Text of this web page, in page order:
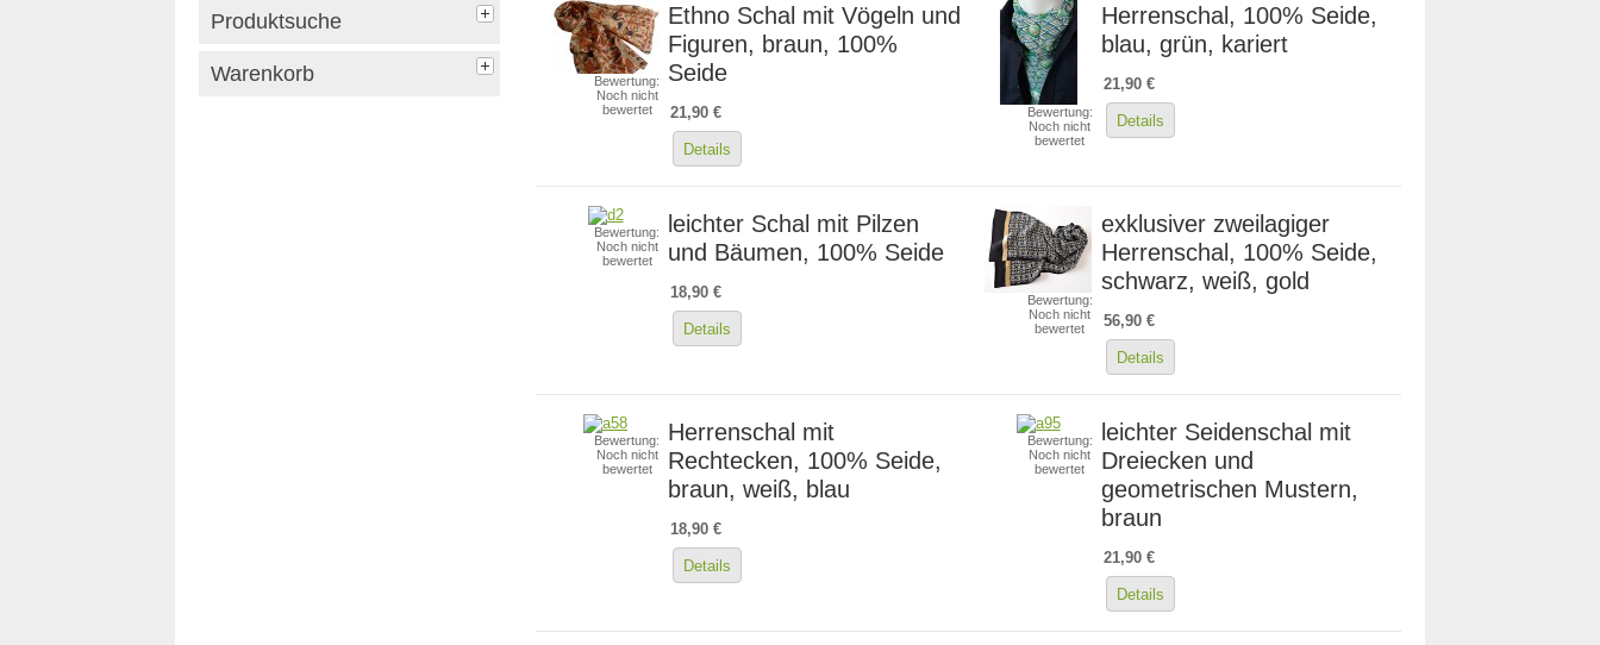
Produktsuche
Warenkorb
Bewertung:
Noch nicht
bewertet
Ethno Schal mit Vögeln und
Figuren, braun, 100%
Seide
21,90 €
Details
Bewertung:
Noch nicht
bewertet
Herrenschal, 100% Seide,
blau, grün, kariert
21,90 €
Details
Bewertung:
Noch nicht
bewertet
leichter Schal mit Pilzen
und Bäumen, 100% Seide
18,90 €
Details
Bewertung:
Noch nicht
bewertet
exklusiver zweilagiger
Herrenschal, 100% Seide,
schwarz, weiß, gold
56,90 €
Details
Bewertung:
Noch nicht
bewertet
Herrenschal mit
Rechtecken, 100% Seide,
braun, weiß, blau
18,90 €
Details
Bewertung:
Noch nicht
bewertet
leichter Seidenschal mit
Dreiecken und
geometrischen Mustern,
braun
21,90 €
Details